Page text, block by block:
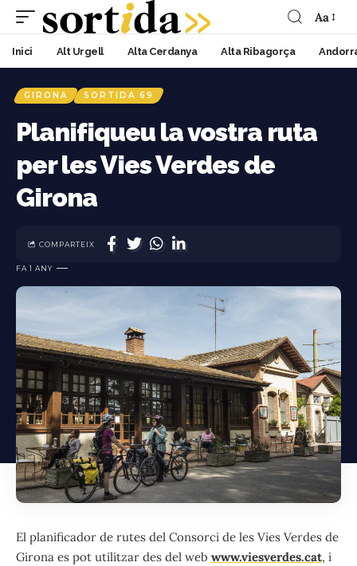
Aa
Inici Alt Urgell Alta Cerdanya Alta Ribagorça
GIRONA SORTIDA 69
Planifiqueu la vostra ruta
per les Vies Verdes de
Girona
FA 1 ANY
COMPARTEIX
El planificador de rutes del Consorci de les Vies Verdes de
Girona es pot utilitzar des del web www.viesverdes.cat, i